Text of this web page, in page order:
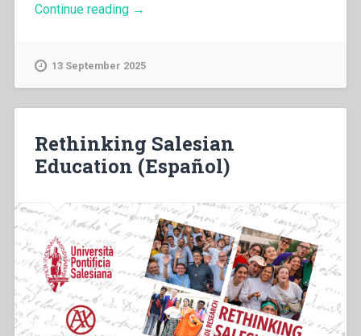
Continue reading “Rethinking
→
13 September 2025
Rethinking Salesian
Education (Español)